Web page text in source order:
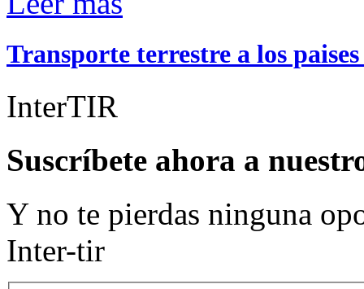
Transporte terrestre a los
InterTIR
Suscríbete ahora a
Y no te pierdas ninguna
Inter-tir